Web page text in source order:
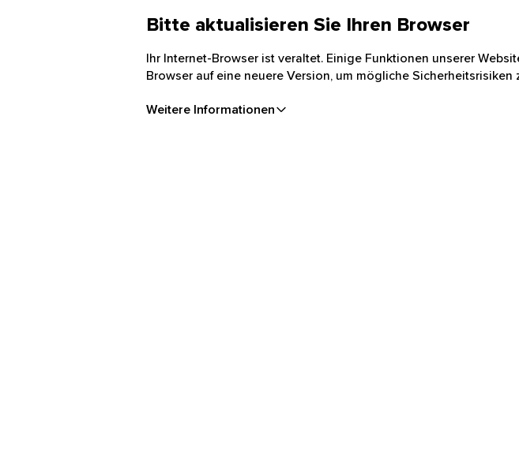
Bitte aktualisieren Sie Ihren Browser
Ihr Internet-Browser ist veraltet. Einige Funktionen unserer
Browser auf eine neuere Version, um mögliche Sicherheitsrisiken
Weitere Informationen